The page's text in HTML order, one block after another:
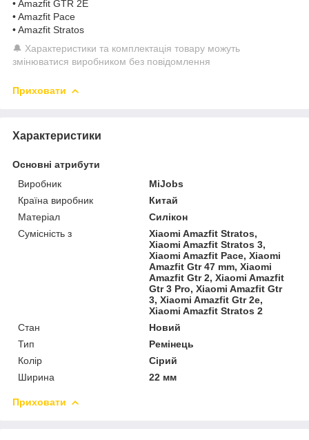
• Amazfit GTR 2E
• Amazfit Pace
• Amazfit Stratos
🔔 Характеристики та комплектація товару можуть
змінюватися виробником без повідомлення
Приховати
Характеристики
Основні атрибути
Виробник
MiJobs
Країна виробник
Китай
Матеріал
Силікон
Сумісність з
Xiaomi Amazfit Stratos,
Xiaomi Amazfit Stratos 3,
Xiaomi Amazfit Pace, Xiaomi
Amazfit Gtr 47 mm, Xiaomi
Amazfit Gtr 2, Xiaomi Amazfit
Gtr 3 Pro, Xiaomi Amazfit Gtr
3, Xiaomi Amazfit Gtr 2e,
Xiaomi Amazfit Stratos 2
Стан
Новий
Тип
Ремінець
Колір
Сірий
Ширина
22 мм
Приховати